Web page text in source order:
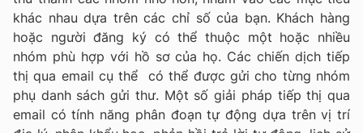
khác nhau dựa trên các chỉ số của bạn. Khách hàng
hoặc người đăng ký có thể thuộc một hoặc nhiều
nhóm phù hợp với hồ sơ của họ. Các chiến dịch tiếp
thị qua email cụ thể có thể được gửi cho từng nhóm
phụ danh sách gửi thư. Một số giải pháp tiếp thị qua
email có tính năng phân đoạn tự động dựa trên vị trí